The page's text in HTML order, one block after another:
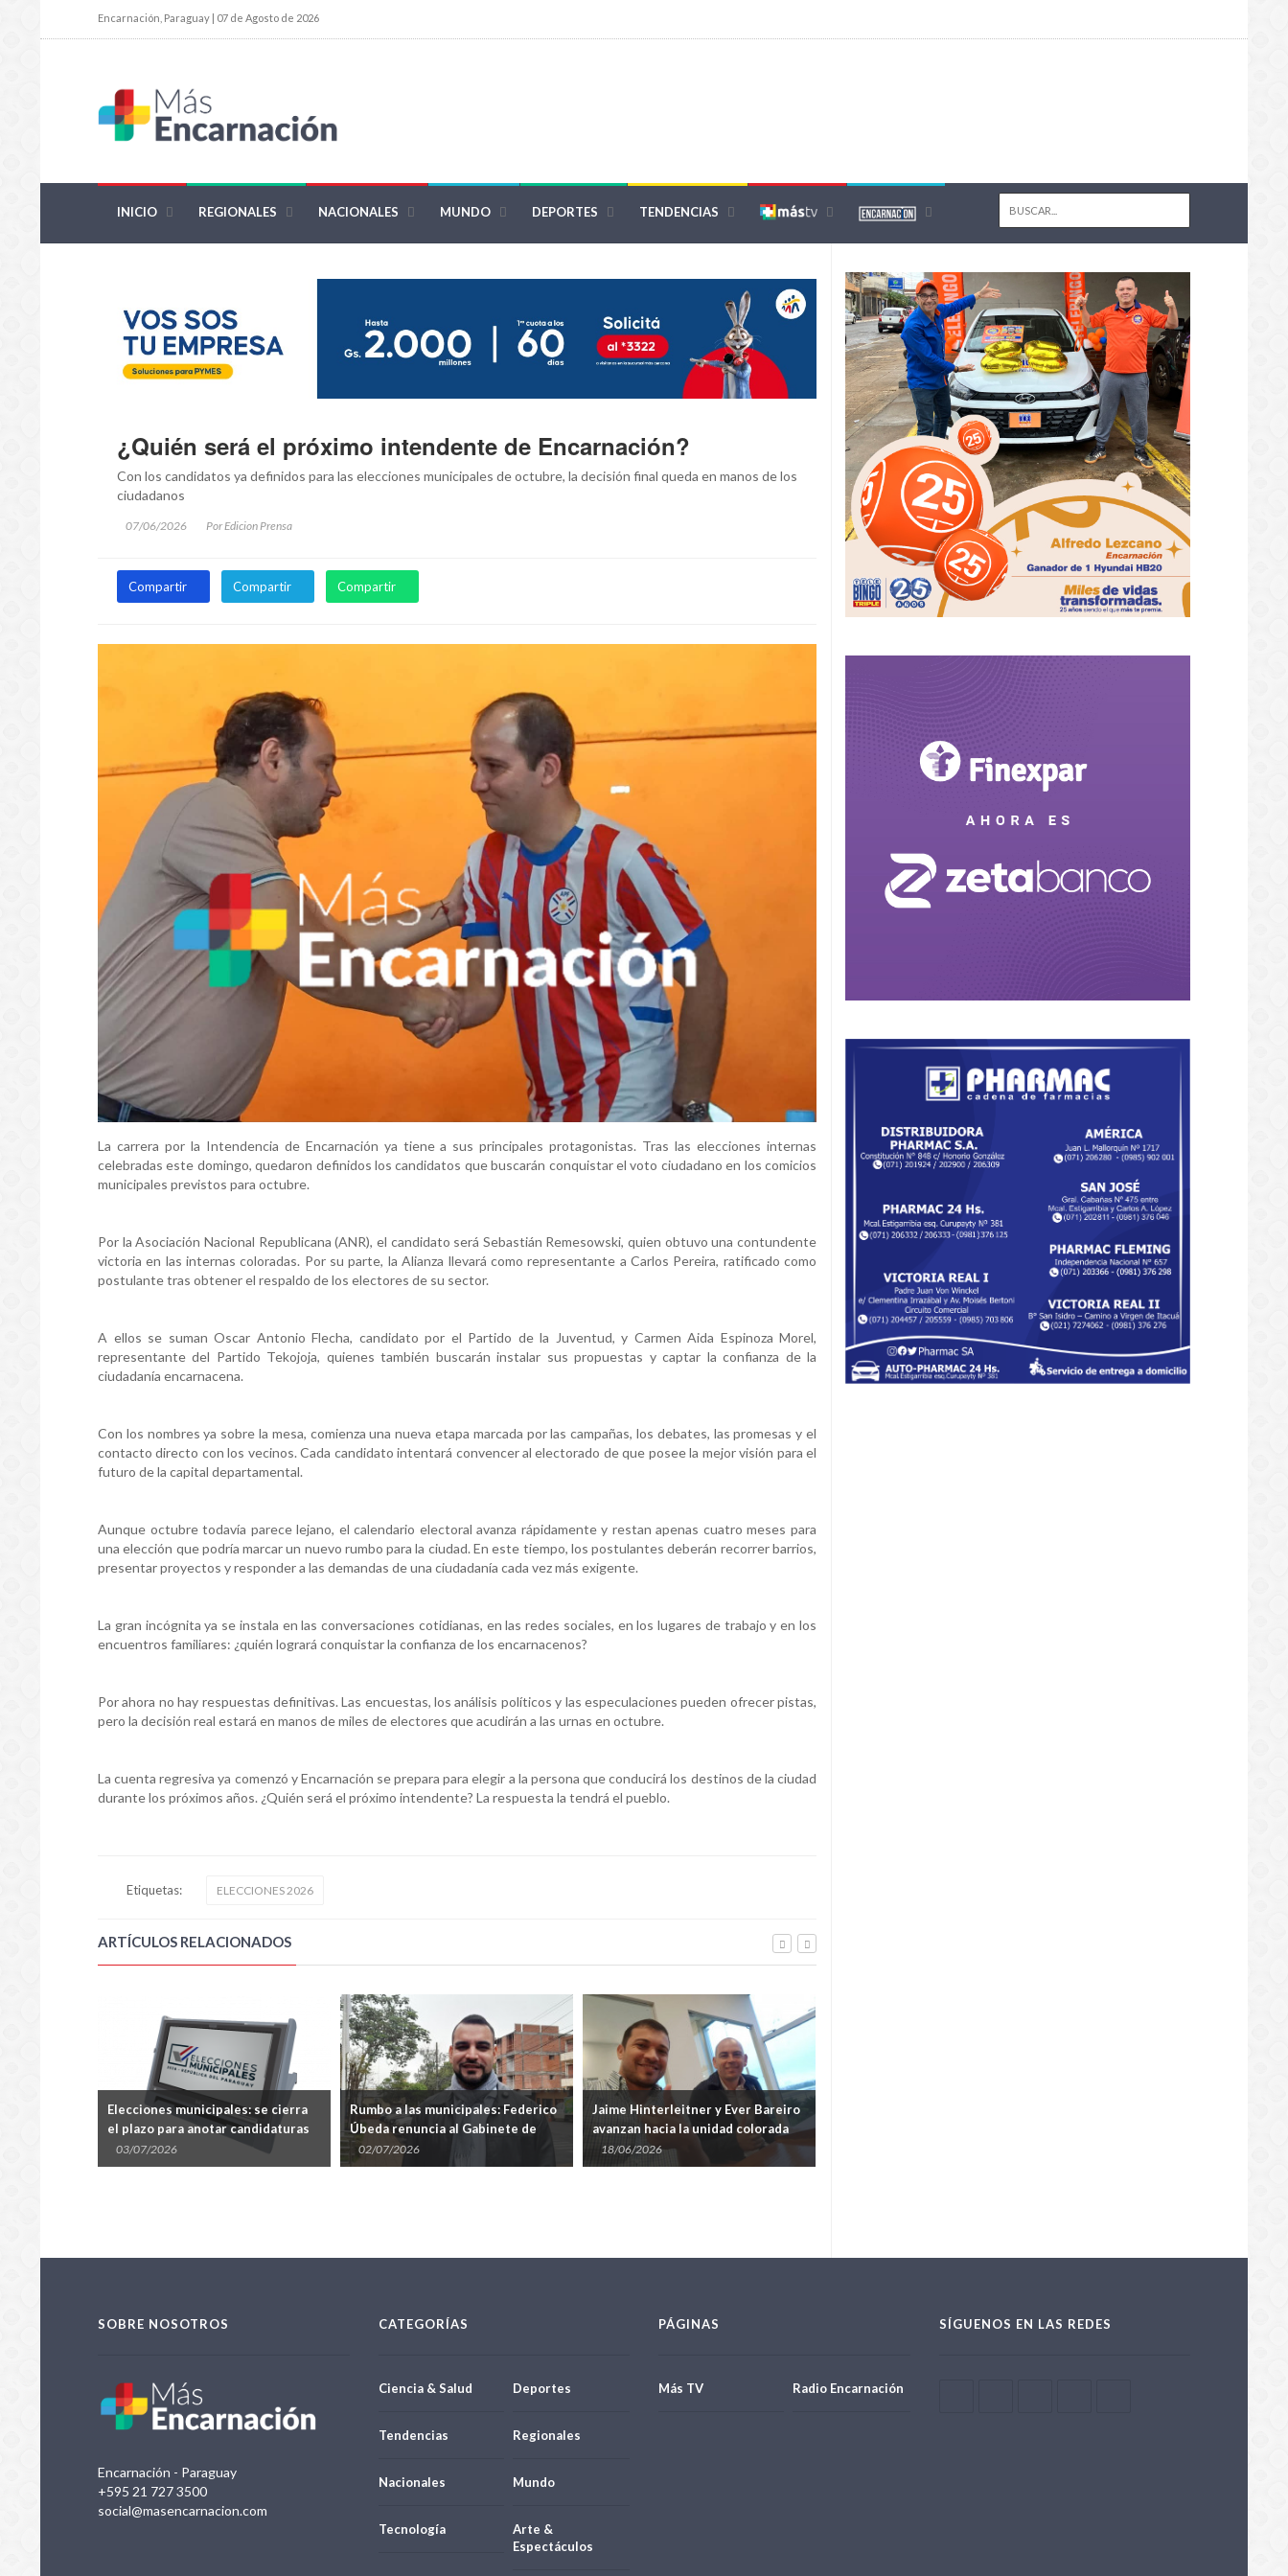
Encarnación, Paraguay | 07 de Agosto de 2026
INICIO REGIONALES NACIONALES MUNDO DEPORTES TENDENCIAS
¿Quién será el próximo intendente de Encarnación?
Con los candidatos ya definidos para las elecciones municipales de octubre, la decisión final queda en manos de los
ciudadanos
07/06/2026 Por Edicion Prensa
Compartir Compartir Compartir
La carrera por la Intendencia de Encarnación ya tiene a sus principales protagonistas. Tras las elecciones internas
celebradas este domingo, quedaron definidos los candidatos que buscarán conquistar el voto ciudadano en los comicios
municipales previstos para octubre.
Por la Asociación Nacional Republicana (ANR), el candidato será Sebastián Remesowski, quien obtuvo una contundente
victoria en las internas coloradas. Por su parte, la Alianza llevará como representante a Carlos Pereira, ratificado como
postulante tras obtener el respaldo de los electores de su sector.
A ellos se suman Oscar Antonio Flecha, candidato por el Partido de la Juventud, y Carmen Aida Espinoza Morel,
representante del Partido Tekojoja, quienes también buscarán instalar sus propuestas y captar la confianza de la
ciudadanía encarnacena.
Con los nombres ya sobre la mesa, comienza una nueva etapa marcada por las campañas, los debates, las promesas y el
contacto directo con los vecinos. Cada candidato intentará convencer al electorado de que posee la mejor visión para el
futuro de la capital departamental.
Aunque octubre todavía parece lejano, el calendario electoral avanza rápidamente y restan apenas cuatro meses para
una elección que podría marcar un nuevo rumbo para la ciudad. En este tiempo, los postulantes deberán recorrer barrios,
presentar proyectos y responder a las demandas de una ciudadanía cada vez más exigente.
La gran incógnita ya se instala en las conversaciones cotidianas, en las redes sociales, en los lugares de trabajo y en los
encuentros familiares: ¿quién logrará conquistar la confianza de los encarnacenos?
Por ahora no hay respuestas definitivas. Las encuestas, los análisis políticos y las especulaciones pueden ofrecer pistas,
pero la decisión real estará en manos de miles de electores que acudirán a las urnas en octubre.
La cuenta regresiva ya comenzó y Encarnación se prepara para elegir a la persona que conducirá los destinos de la ciudad
durante los próximos años. ¿Quién será el próximo intendente? La respuesta la tendrá el pueblo.
Etiquetas: ELECCIONES 2026
ARTÍCULOS RELACIONADOS
Elecciones municipales: se cierra
el plazo para anotar candidaturas
03/07/2026
Rumbo a las municipales: Federico
Úbeda renuncia al Gabinete de
Encarnación para enfocar su
candidatura a concejal
02/07/2026
Jaime Hinterleitner y Ever Bareiro
avanzan hacia la unidad colorada
en Cambyretá
18/06/2026
SOBRE NOSOTROS
Encarnación - Paraguay
+595 21 727 3500
social@masencarnacion.com
CATEGORÍAS
Ciencia & Salud Deportes
Tendencias Regionales
Nacionales Mundo
Tecnología
Arte &
Espectáculos
PÁGINAS
Más TV Radio Encarnación
SÍGUENOS EN LAS REDES